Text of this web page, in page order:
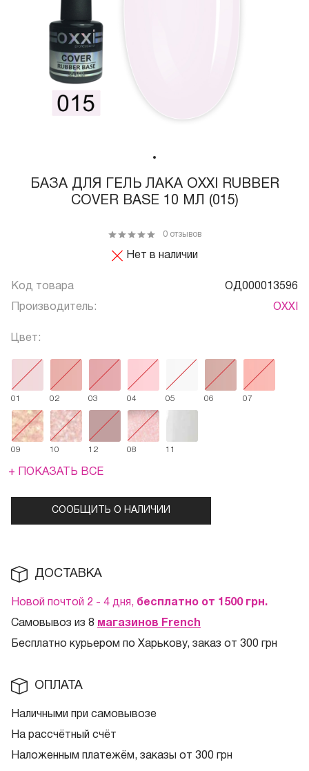
БАЗА ДЛЯ ГЕЛЬ ЛАКА OXXI RUBBER
COVER BASE 10 МЛ (015)
Нет в наличии
0 отзывов
Код товара ОД000013596
Производитель: OXXI
Цвет:
01 02 03 04 05 06 07
09 10 12 08 11
+ ПОКАЗАТЬ ВСЕ
СООБЩИТЬ О НАЛИЧИИ
ДОСТАВКА
Новой почтой 2 - 4 дня, бесплатно от 1500 грн.
Самовывоз из 8 магазинов French
Бесплатно курьером по Харькову, заказ от 300 грн
ОПЛАТА
Наличными при самовывозе
На рассчётный счёт
Наложенным платежём, заказы от 300 грн